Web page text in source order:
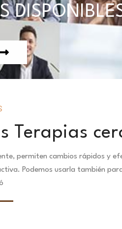
Terapias
permiten cambios rápidos y
Podemos usarla también